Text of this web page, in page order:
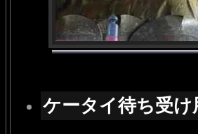
ケータイ待ち受け